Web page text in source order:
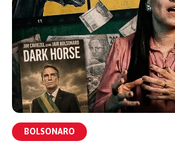
BOLSONARO